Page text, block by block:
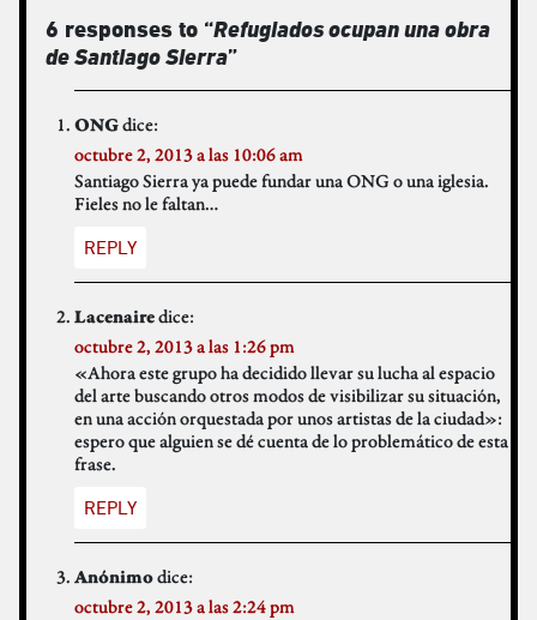
6 responses to “Refugiados ocupan una obra
de Santiago Sierra”
ONGdice:
octubre 2, 2013 a las 10:06 am
Santiago Sierra ya puede fundar una ONG o una iglesia.
Fieles no le faltan…
REPLY
Lacenairedice:
octubre 2, 2013 a las 1:26 pm
«Ahora este grupo ha decidido llevar su lucha al espacio
del arte buscando otros modos de visibilizar su situación,
en una acción orquestada por unos artistas de la ciudad»:
espero que alguien se dé cuenta de lo problemático de esta
frase.
REPLY
Anónimodice:
octubre 2, 2013 a las 2:24 pm